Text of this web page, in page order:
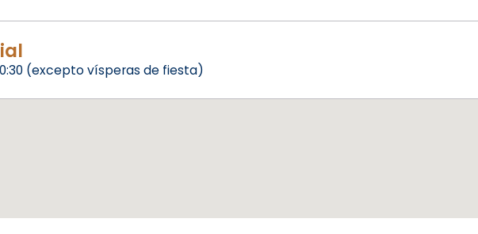
(excepto vísperas de fiesta)